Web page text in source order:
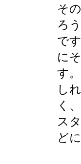
そ
ろ
で
に
す
し
く
ス
ど